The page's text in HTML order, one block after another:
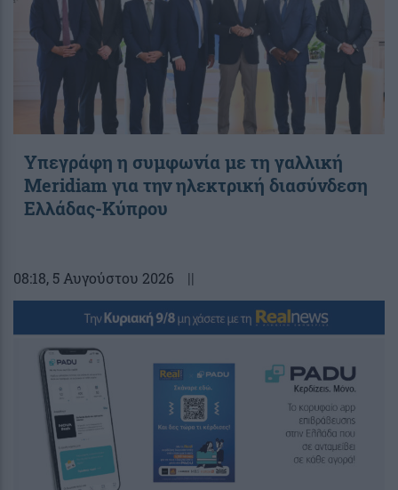
Υπεγράφη η συμφωνία με τη γαλλική
Meridiam για την ηλεκτρική διασύνδεση
Ελλάδας-Κύπρου
08:18, 5 Αυγούστου 2026 ||